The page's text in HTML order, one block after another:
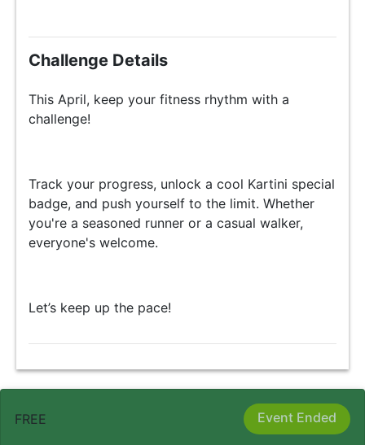
Challenge Details
This April, keep your fitness rhythm with a
challenge!
Track your progress, unlock a cool Kartini special
badge, and push yourself to the limit. Whether
you're a seasoned runner or a casual walker,
everyone's welcome.
Let’s keep up the pace!
FREE Event Ended